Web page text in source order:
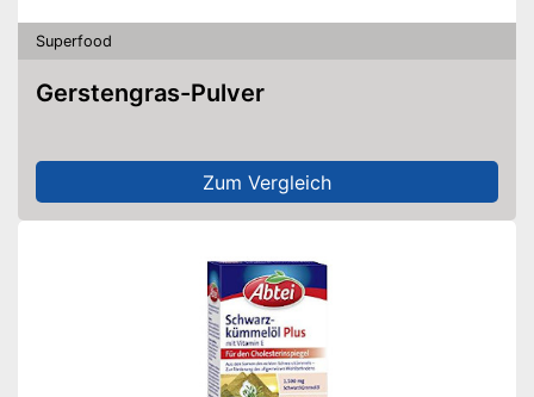
Superfood
Gerstengras-Pulver
Zum Vergleich